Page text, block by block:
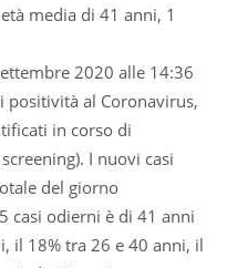
media di 41 anni, 1
2020 alle 14:36
positività al Coronavirus,
in corso di
I nuovi casi
del giorno
casi odierni è di 41 anni
il 18% tra 26 e 40 anni, il